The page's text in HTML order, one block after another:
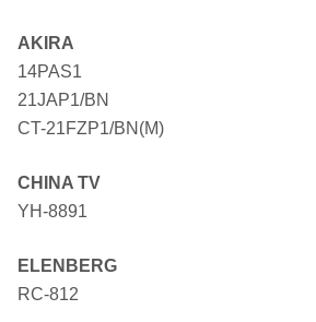
AKIRA
14PAS1
21JAP1/BN
CT-21FZP1/BN(M)
CHINA TV
YH-8891
ELENBERG
RC-812